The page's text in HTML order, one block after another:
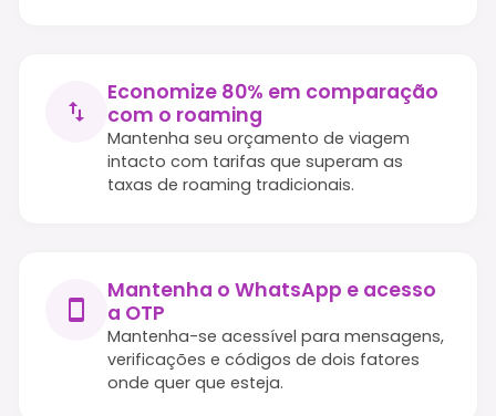
Economize 80% em comparação
com o roaming
Mantenha seu orçamento de viagem
intacto com tarifas que superam as
taxas de roaming tradicionais.
Mantenha o WhatsApp e acesso
a OTP
Mantenha-se acessível para mensagens,
verificações e códigos de dois fatores
onde quer que esteja.